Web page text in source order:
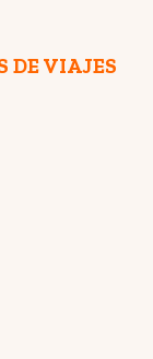
DE VIAJES